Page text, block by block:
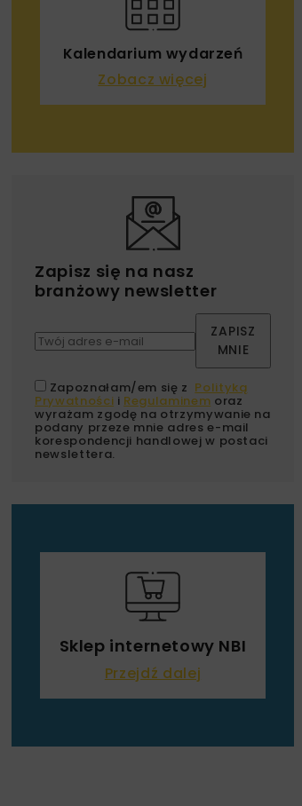
Kalendarium wydarzeń
Zobacz więcej
Zapisz się na nasz
branżowy newsletter
ZAPISZ
MNIE
Zapoznałam/em się z Polityką
Prywatności i Regulaminem oraz
wyrażam zgodę na otrzymywanie na
podany przeze mnie adres e-mail
korespondencji handlowej w postaci
newslettera.
Sklep internetowy NBI
Przejdź dalej